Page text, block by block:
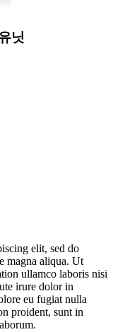
닛
elit, sed do
magna aliqua. Ut
ullamco laboris nisi
irure dolor in
eu fugiat nulla
proident, sunt in